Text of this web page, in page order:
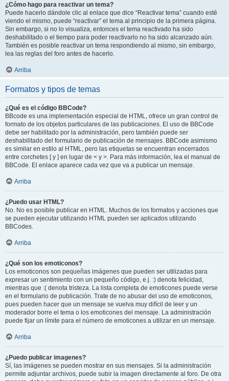
¿Cómo hago para reactivar un tema?
Puede hacerlo dándole clic al enlace que dice “Reactivar tema” cuando esté
viendo el mismo, puede “reactivar” el tema al principio de la primera página.
Sin embargo, si no lo visualiza, entonces el tema reactivado ha sido
deshabilitado o el tiempo para poder reactivarlo no ha sido alcanzado aún.
También es posible reactivar un tema respondiendo al mismo, sin embargo,
lea las reglas del foro antes de hacerlo.
Arriba
Formatos y tipos de temas
¿Qué es el código BBCode?
BBcode es una implementación especial de HTML, ofrece un gran control de
formato de los objetos particulares de las publicaciones. El uso de BBCode
debe ser habilitado por la administración, pero también puede ser
deshabilitado del formulario de publicación de mensajes. BBCode asimismo
es similar en estilo al HTML, pero las etiquetas se encuentran encerrados
entre corchetes [ y ] en lugar de < y >. Para más información, lea el manual de
BBCode. El enlace aparece cada vez que va a publicar un mensaje.
Arriba
¿Puedo usar HTML?
No. No es posible publicar en HTML. Muchos de los formatos y acciones que
se pueden ejecutar utilizando HTML pueden ser aplicados utilizando
BBCodes.
Arriba
¿Qué son los emoticonos?
Los emoticonos son pequeñas imágenes que pueden ser utilizadas para
expresar un sentimiento con un pequeño código, e.j. :) denota felicidad,
mientras que :( denota tristeza. La lista completa de emoticones puede verse
en el formulario de publicación. Trate de no abusar del uso de emoticonos,
pues pueden hacer que un mensaje se vuelva muy difícil de leer y un
moderador borre el tema o los emoticones del mensaje. La administración
puede fijar un límite para el número de emoticones a utilizar en un mensaje.
Arriba
¿Puedo publicar imagenes?
Sí, las imágenes se pueden mostrar en sus mensajes. Si la administración
permite adjuntar archivos, puede subir la imagen directamente al foro. De otra